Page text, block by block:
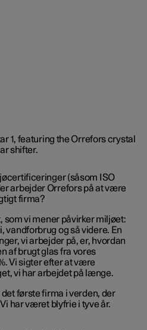
(såsom ISO
arbejder Orrefors på at være
firma?
som vi mener påvirker miljøet:
vandforbrug og så videre. En
vi arbejder på, er, hvordan
af brugt glas fra vores
Vi sigter efter at være
vi har arbejdet på længe.
det første firma i verden, der
har været blyfrie i tyve år.